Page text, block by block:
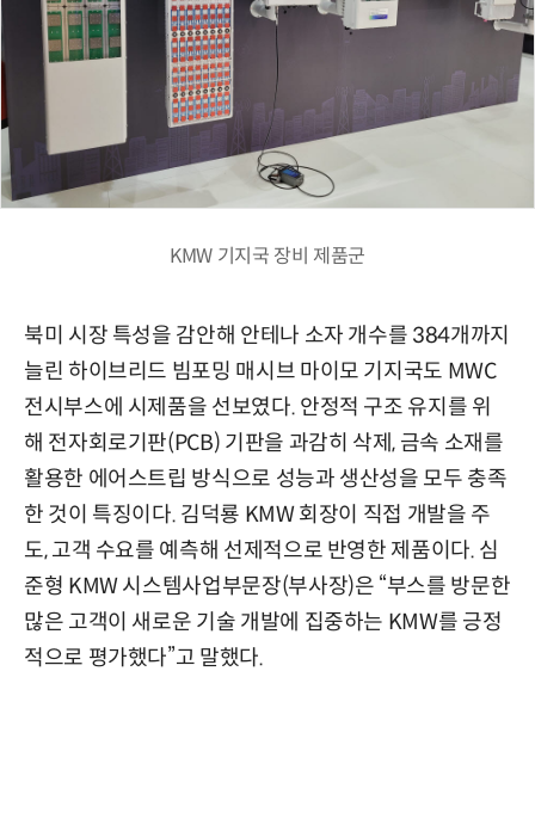
KMW 기지국 장비 제품군
북미 시장 특성을 감안해 안테나 소자 개수를 384개까지
늘린 하이브리드 빔포밍 매시브 마이모 기지국도 MWC
전시부스에 시제품을 선보였다. 안정적 구조 유지를 위
해 전자회로기판(PCB) 기판을 과감히 삭제, 금속 소재를
활용한 에어스트립 방식으로 성능과 생산성을 모두 충족
한 것이 특징이다. 김덕룡 KMW 회장이 직접 개발을 주
도, 고객 수요를 예측해 선제적으로 반영한 제품이다. 심
준형 KMW 시스템사업부문장(부사장)은 “부스를 방문한
많은 고객이 새로운 기술 개발에 집중하는 KMW를 긍정
적으로 평가했다”고 말했다.